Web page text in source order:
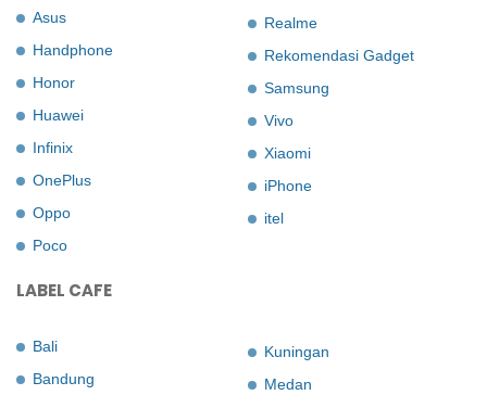
Asus
Handphone
Honor
Huawei
Infinix
OnePlus
Oppo
Poco
Realme
Rekomendasi Gadget
Samsung
Vivo
Xiaomi
iPhone
itel
LABEL CAFE
Bali
Bandung
Kuningan
Medan